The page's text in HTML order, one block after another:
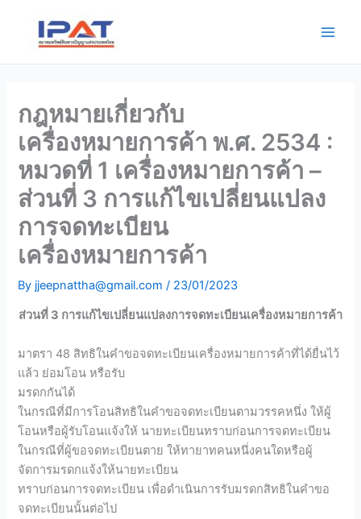
content
กฎหมายเกี่ยวกับ
เครื่องหมายการค้า พ.ศ. 2534 :
หมวดที่ 1 เครื่องหมายการค้า –
ส่วนที่ 3 การแก้ไขเปลี่ยนแปลง
การจดทะเบียน
เครื่องหมายการค้า
By jjeepnattha@gmail.com/ 23/01/2023
ส่วนที่ 3 การแก้ไขเปลี่ยนแปลงการจดทะเบียนเครื่องหมายการค้า
มาตรา 48 สิทธิในคำขอจดทะเบียนเครื่องหมายการค้าที่ได้ยื่นไว้
แล้ว ย่อมโอน หรือรับ
มรดกกันได้
ในกรณีที่มีการโอนสิทธิในคำขอจดทะเบียนตามวรรคหนึ่ง ให้ผู้
โอนหรือผู้รับโอนแจ้งให้ นายทะเบียนทราบก่อนการจดทะเบียน
ในกรณีที่ผู้ขอจดทะเบียนตาย ให้ทายาทคนหนึ่งคนใดหรือผู้
จัดการมรดกแจ้งให้นายทะเบียน
ทราบก่อนการจดทะเบียน เพื่อดำเนินการรับมรดกสิทธิในคำขอ
จดทะเบียนนั้นต่อไป